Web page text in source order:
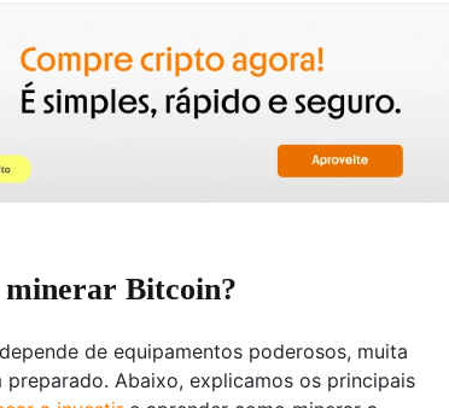
minerar Bitcoin?
de equipamentos poderosos, muita
Abaixo, explicamos os principais